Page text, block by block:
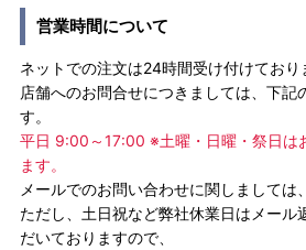
営業時間について
ネットでの注文は24時間受け付けており
店舗へのお問合せにつきましては、下記
す。
平日 9:00～17:00 ※土曜・日曜・祭日は
ます。
メールでのお問い合わせに関しましては
ただし、土日祝など弊社休業日はメール
だいておりますので、